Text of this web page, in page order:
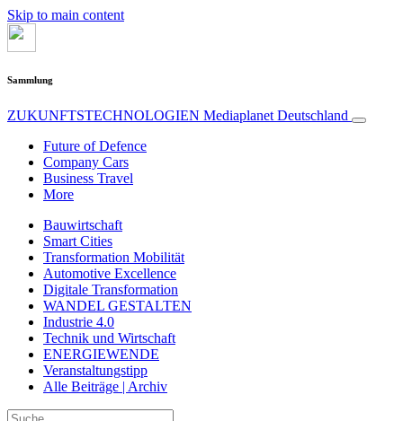
Skip to main content
Sammlung
ZUKUNFTSTECHNOLOGIEN Mediaplanet Deutschland
Future of Defence
Company Cars
Business Travel
More
Bauwirtschaft
Smart Cities
Transformation Mobilität
Automotive Excellence
Digitale Transformation
WANDEL GESTALTEN
Industrie 4.0
Technik und Wirtschaft
ENERGIEWENDE
Veranstaltungstipp
Alle Beiträge | Archiv